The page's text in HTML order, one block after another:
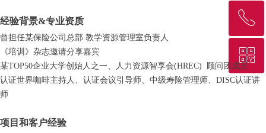
经验背景&专业资质
曾担任某保险公司总部 教学资源管理室负责人
《培训》杂志邀请分享嘉宾
某TOP50企业大学创始人之一、人力资源智享会(HREC) 顾问团成员
认证世界咖啡主持人、认证会议引导师、中级寿险管理师、DISC认证讲
师
项目和客户经验
回到顶部
ꂅ
0755-83556989
ꀥ